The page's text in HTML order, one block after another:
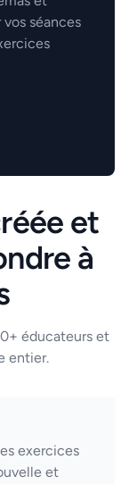
séances
et
à
éducateurs et
entier.
exercices
et